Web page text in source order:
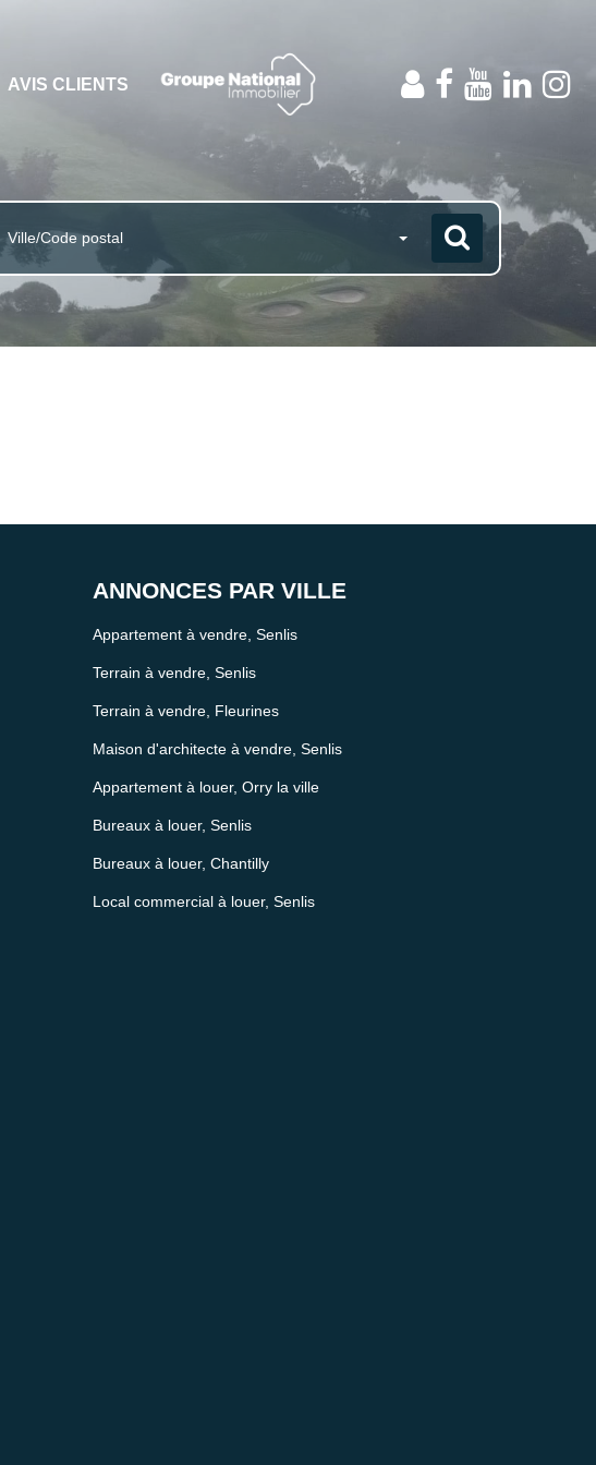
AVIS CLIENTS
Ville/Code postal
ANNONCES PAR VILLE
Appartement à vendre, Senlis
Terrain à vendre, Senlis
Terrain à vendre, Fleurines
Maison d'architecte à vendre, Senlis
Appartement à louer, Orry la ville
Bureaux à louer, Senlis
Bureaux à louer, Chantilly
Local commercial à louer, Senlis